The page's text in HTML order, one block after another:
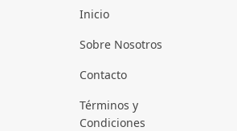
Inicio
Sobre Nosotros
Contacto
Términos y
Condiciones